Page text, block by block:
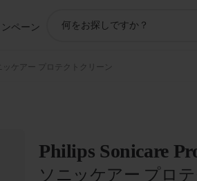
ンペーン
索
ッケアー プロテクトクリーン
Philips Sonicare
ソニッケアー プロ